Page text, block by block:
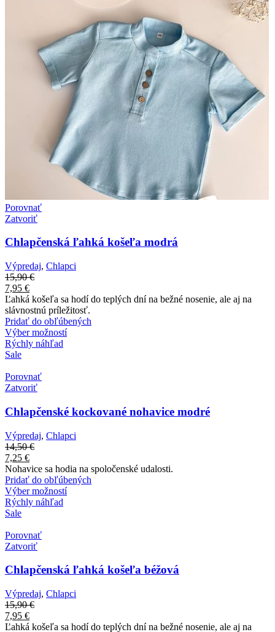
Porovnať
Zatvoriť
Chlapčenská ľahká košeľa modrá
Výpredaj, Chlapci
15,90€
7,95 €
Ľahká košeľa sa hodí do teplých dní na bežné nosenie, ale aj na
slávnostnú príležitosť.
Pridať do obľúbených
Výber možností
Rýchly náhľad
Sale
Porovnať
Zatvoriť
Chlapčenské kockované nohavice modré
Výpredaj, Chlapci
14,50€
7,25 €
Nohavice sa hodia na spoločenské udalosti.
Pridať do obľúbených
Výber možností
Rýchly náhľad
Sale
Porovnať
Zatvoriť
Chlapčenská ľahká košeľa béžová
Výpredaj, Chlapci
15,90€
7,95 €
Ľahká košeľa sa hodí do teplých dní na bežné nosenie, ale aj na